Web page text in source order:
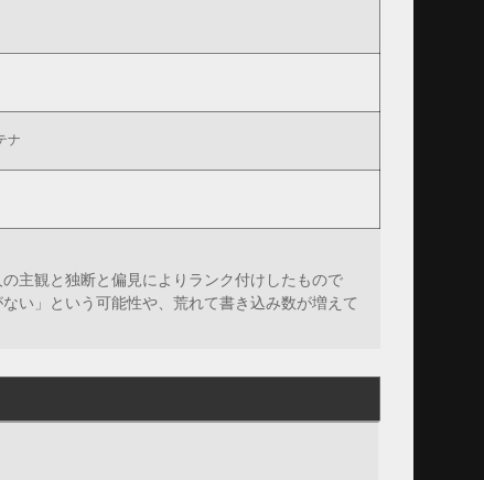
ナ
主観と独断と偏見によりランク付けしたもので
い」という可能性や、荒れて書き込み数が増えて